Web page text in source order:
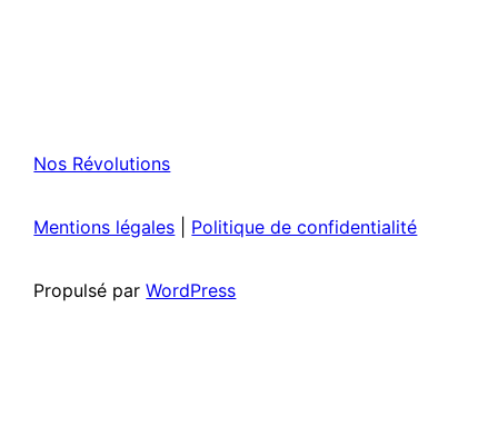
Nos Révolutions
Mentions légales Politique de confidentialité
Propulsé parWordPress